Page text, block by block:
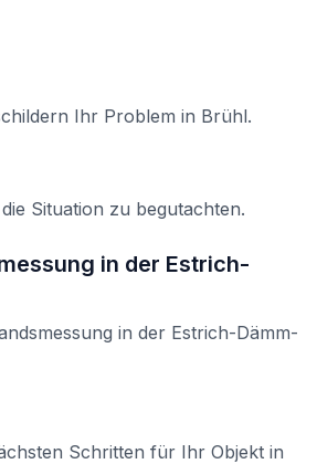
Ihr Problem in Brühl.
Situation zu begutachten.
in der Estrich-
in der Estrich-Dämm-
Schritten für Ihr Objekt in